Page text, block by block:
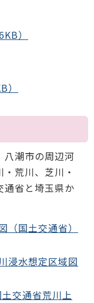
）
潮市の周辺河
荒川、芝川・
通省と埼玉県か
国土交通省）
浸水想定区域図
交通省荒川上